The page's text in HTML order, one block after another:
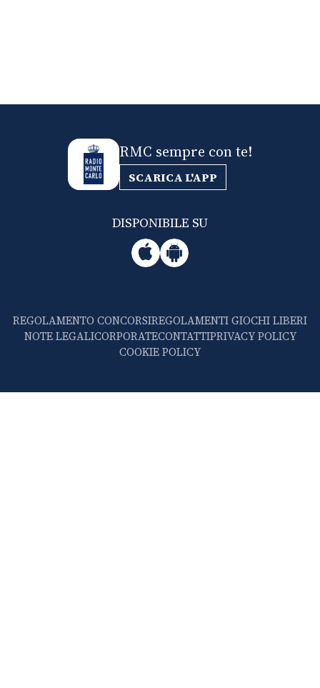
RMC sempre con te!
SCARICA L'APP
DISPONIBILE SU
REGOLAMENTO CONCORSIREGOLAMENTI GIOCHI LIBERI
NOTE LEGALICORPORATECONTATTIPRIVACY POLICY
COOKIE POLICY